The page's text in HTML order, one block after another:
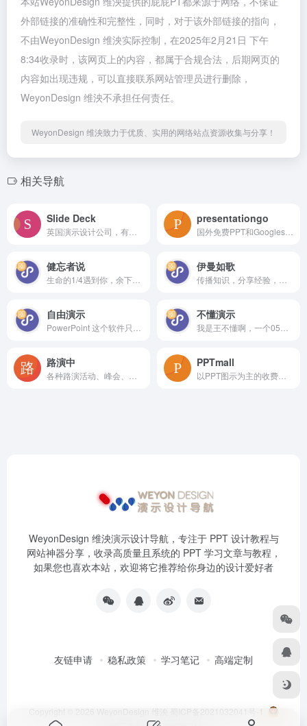
外部链接的准确性和完整性，同时，对于该外部链接的指向，
不由WeyonDesign 维泱实际控制，在2025年2月21日 下午
8:34收录时，该网页上的内容，都属于合规合法，后期网页的
内容如出现违规，可以直接联系网站管理员进行删除，
WeyonDesign 维泱不承担任何责任。
WeyonDesign 维泱致力于优质、实用的网络站点资源收集与分享！
相关导航
Slide Deck presentationgo
健忘者说 伊曼如歌
自由演示 不懂演示
路演中 PPTmall
WeyonDesign 维泱演示设计导航，专注于 PPT 设计教程与
网站神器分享，收录高质量且系统的 PPT 学习文章与教程，
如果您也喜欢本站，欢迎将它推荐给你身边的设计爱好者
友链申请 稳私政策 学习笔记 高端定制
Copyright © 2026 WeyonDesign 维泱 蜀ICP备2021032041号-1